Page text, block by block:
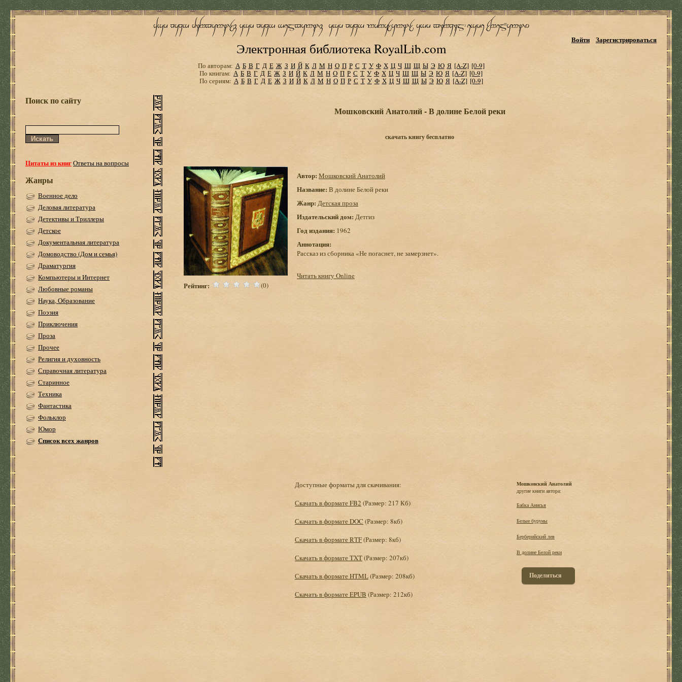
Электронная библиотека RoyalLib.com
Войти Зарегистрироваться
По авторам: А Б В Г Д Е Ж З И Й К Л М Н О П Р С Т У Ф Х Ц Ч Ш Щ Ы Э Ю Я [A-Z] [0-9]
По книгам: А Б В Г Д Е Ж З И Й К Л М Н О П Р С Т У Ф Х Ц Ч Ш Щ Ы Э Ю Я [A-Z] [0-9]
По сериям: А Б В Г Д Е Ж З И Й К Л М Н О П Р С Т У Ф Х Ц Ч Ш Щ Ы Э Ю Я [A-Z] [0-9]
Поиск по сайту
Цитаты из книгОтветы на вопросы
Жанры
Военное дело
Деловая литература
Детективы и Триллеры
Детское
Документальная литература
Домоводство (Дом и семья)
Драматургия
Компьютеры и Интернет
Любовные романы
Наука, Образование
Поэзия
Приключения
Проза
Прочее
Религия и духовность
Справочная литература
Старинное
Техника
Фантастика
Фольклор
Юмор
Список всех жанров
Мошковский Анатолий - В долине Белой реки
скачать книгу бесплатно
Рейтинг: (0)
Автор: Мошковский Анатолий
Название: В долине Белой реки
Жанр: Детская проза
Издательский дом: Детгиз
Год издания: 1962
Аннотация:
Рассказ из сборника «Не погаснет, не замерзнет».
Читать книгу Online
Доступные форматы для скачивания:
Скачать в формате FB2 (Размер: 217 Кб)
Скачать в формате DOC (Размер: 8кб)
Скачать в формате RTF(Размер: 8кб)
Скачать в формате TXT(Размер: 207кб)
Скачать в формате HTML(Размер: 208кб)
Скачать в формате EPUB (Размер: 212кб)
Мошковский Анатолий
другие книги автора:
Бабка Анисья
Белые буруны
Берберийский лев
В долине Белой реки
Поделиться